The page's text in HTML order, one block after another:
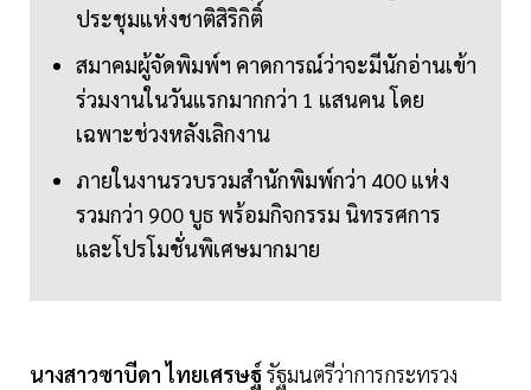
ประชุมแห่งชาติสิริกิติ์
สมาคมผู้จัดพิมพ์ฯ คาดการณ์ว่าจะมีนักอ่านเข้า
ร่วมงานในวันแรกมากกว่า 1 แสนคน โดย
เฉพาะช่วงหลังเลิกงาน
ภายในงานรวบรวมสำนักพิมพ์กว่า 400 แห่ง
รวมกว่า 900 บูธ พร้อมกิจกรรม นิทรรศการ
และโปรโมชั่นพิเศษมากมาย
นางสาวซาบีดา ไทยเศรษฐ์รัฐมนตรีว่าการกระทรวง